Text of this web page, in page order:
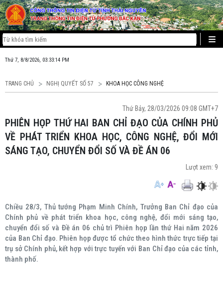
Thứ 7, 8/8/2026, 03:33:15 PM
TRANG CHỦ NGHỊ QUYẾT SỐ 57 KHOA HỌC CÔNG NGHỆ
Thứ Bảy, 28/03/2026 09:08 GMT+7
PHIÊN HỌP THỨ HAI BAN CHỈ ĐẠO CỦA CHÍNH PHỦ
VỀ PHÁT TRIỂN KHOA HỌC, CÔNG NGHỆ, ĐỔI MỚI
SÁNG TẠO, CHUYỂN ĐỔI SỐ VÀ ĐỀ ÁN 06
Lượt xem: 9
Chiều 28/3, Thủ tướng Phạm Minh Chính, Trưởng Ban Chỉ đạo của
Chính phủ về phát triển khoa học, công nghệ, đổi mới sáng tạo,
chuyển đổi số và Đề án 06 chủ trì Phiên họp lần thứ Hai năm 2026
của Ban Chỉ đạo. Phiên họp được tổ chức theo hình thức trực tiếp tại
trụ sở Chính phủ, kết hợp với trực tuyến với Ban Chỉ đạo của các tỉnh,
thành phố.